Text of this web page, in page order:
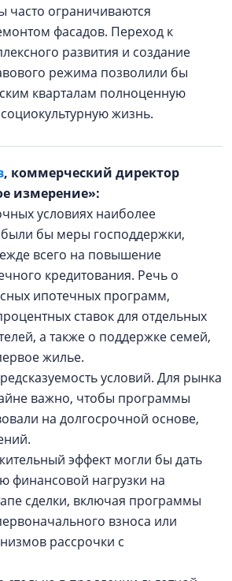
часто ограничиваются
фасадов. Переход к
развития и создание
режима позволили бы
кварталам полноценную
жизнь.
, коммерческий директор
измерение»:
условиях наиболее
бы меры господдержки,
всего на повышение
кредитования. Речь о
ипотечных программ,
ставок для отдельных
а также о поддержке семей,
жилье.
условий. Для рынка
важно, чтобы программы
на долгосрочной основе,
эффект могли бы дать
финансовой нагрузки на
сделки, включая программы
взноса или
рассрочки с